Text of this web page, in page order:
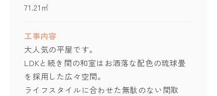
71.21㎡
工事内容
大人気の平屋です。
LDKと続き間の和室はお洒落な配色の琉球畳
を採用した広々空間。
ライフスタイルに合わせた無駄のない間取